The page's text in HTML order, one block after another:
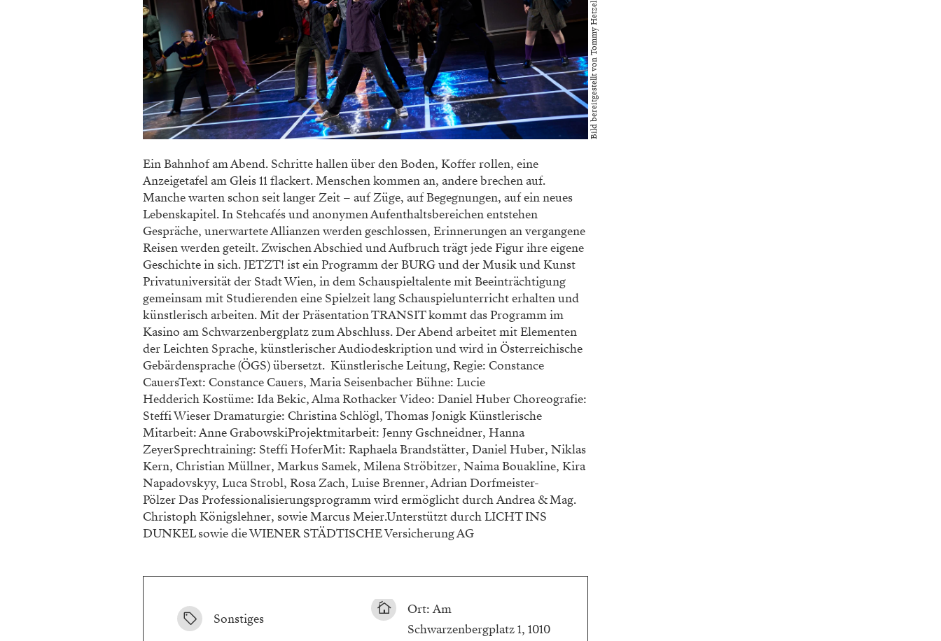
Bild bereitgestellt von Tommy Hetzel
Ein Bahnhof am Abend. Schritte hallen über den Boden, Koffer rollen, eine
Anzeigetafel am Gleis 11 flackert. Menschen kommen an, andere brechen auf.
Manche warten schon seit langer Zeit – auf Züge, auf Begegnungen, auf ein neues
Lebenskapitel. In Stehcafés und anonymen Aufenthaltsbereichen entstehen
Gespräche, unerwartete Allianzen werden geschlossen, Erinnerungen an vergangene
Reisen werden geteilt. Zwischen Abschied und Aufbruch trägt jede Figur ihre eigene
Geschichte in sich. JETZT! ist ein Programm der BURG und der Musik und Kunst
Privatuniversität der Stadt Wien, in dem Schauspieltalente mit Beeinträchtigung
gemeinsam mit Studierenden eine Spielzeit lang Schauspielunterricht erhalten und
künstlerisch arbeiten. Mit der Präsentation TRANSIT kommt das Programm im
Kasino am Schwarzenbergplatz zum Abschluss. Der Abend arbeitet mit Elementen
der Leichten Sprache, künstlerischer Audiodeskription und wird in Österreichische
Gebärdensprache (ÖGS) übersetzt. Künstlerische Leitung, Regie: Constance
CauersText: Constance Cauers, Maria Seisenbacher Bühne: Lucie
Hedderich Kostüme: Ida Bekic, Alma Rothacker Video: Daniel Huber Choreografie:
Steffi Wieser Dramaturgie: Christina Schlögl, Thomas Jonigk Künstlerische
Mitarbeit: Anne GrabowskiProjektmitarbeit: Jenny Gschneidner, Hanna
ZeyerSprechtraining: Steffi HoferMit: Raphaela Brandstätter, Daniel Huber, Niklas
Kern, Christian Müllner, Markus Samek, Milena Ströbitzer, Naima Bouakline, Kira
Napadovskyy, Luca Strobl, Rosa Zach, Luise Brenner, Adrian Dorfmeister-
Pölzer Das Professionalisierungsprogramm wird ermöglicht durch Andrea & Mag.
Christoph Königslehner, sowie Marcus Meier.Unterstützt durch LICHT INS
DUNKEL sowie die WIENER STÄDTISCHE Versicherung AG
Sonstiges
Ort: Am
Schwarzenbergplatz 1, 1010